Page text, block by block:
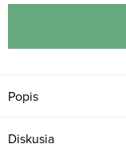
cena:
Popis
Diskusia